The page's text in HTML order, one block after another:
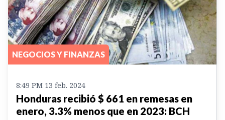
NEGOCIOS Y FINANZAS
8:49 PM 13 feb. 2024
Honduras recibió $ 661 en remesas en
enero, 3.3% menos que en 2023: BCH